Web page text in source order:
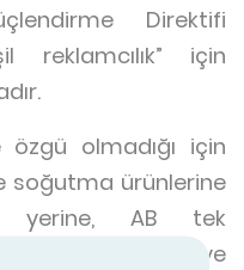
Direktifi
reklamcılık” için
olmadığı için
soğutma ürünlerine
yerine, AB tek
tüketiciye